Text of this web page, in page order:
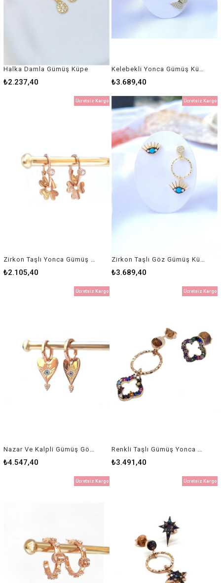
Halka Damla Gümüş Küpe
₺2.237,40
Kelebekli Yonca Gümüş Küpe
₺3.689,40
₺2.105,40
Ücretsiz Kargo
₺3.689,40
Ücretsiz Kargo
Nazar Ve Kalpli Gümüş Göz Küpe
₺4.547,40
Ücretsiz Kargo
Renkli Taşlı Gümüş Yonca Küpe
₺3.491,40
Ücretsiz Kargo
Ücretsiz Kargo Ücretsiz Kargo